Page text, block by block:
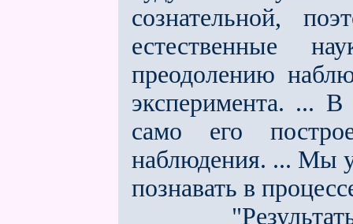
сознательной,
естественные
преодолению
эксперимента. ... В
само его
наблюдения. ... Мы
познавать в
"Результаты